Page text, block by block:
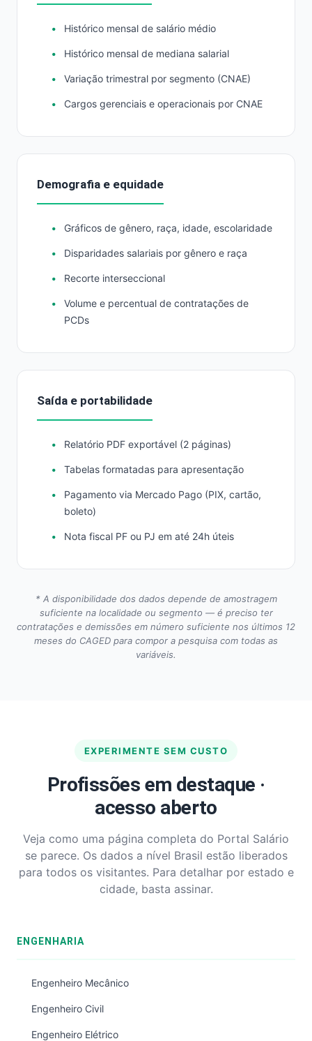
Histórico mensal de salário médio
Histórico mensal de mediana salarial
Variação trimestral por segmento (CNAE)
Cargos gerenciais e operacionais por CNAE
Demografia e equidade
Gráficos de gênero, raça, idade, escolaridade
Disparidades salariais por gênero e raça
Recorte interseccional
Volume e percentual de contratações de
PCDs
Saída e portabilidade
Relatório PDF exportável (2 páginas)
Tabelas formatadas para apresentação
Pagamento via Mercado Pago (PIX, cartão,
boleto)
Nota fiscal PF ou PJ em até 24h úteis
* A disponibilidade dos dados depende de amostragem
suficiente na localidade ou segmento — é preciso ter
contratações e demissões em número suficiente nos últimos 12
meses do CAGED para compor a pesquisa com todas as
variáveis.
EXPERIMENTE SEM CUSTO
Profissões em destaque ·
acesso aberto
Veja como uma página completa do Portal Salário
se parece. Os dados a nível Brasil estão liberados
para todos os visitantes. Para detalhar por estado e
cidade, basta assinar.
ENGENHARIA
Engenheiro Mecânico
Engenheiro Civil
Engenheiro Elétrico